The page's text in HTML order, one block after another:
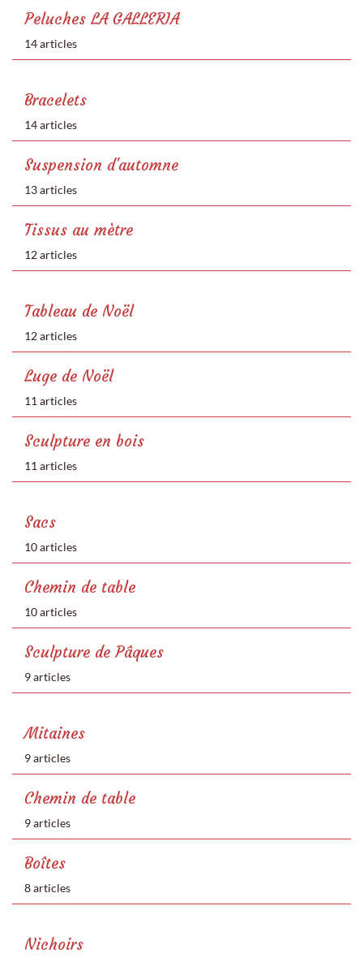
Peluches LA GALLERIA
14 articles
Bracelets
14 articles
Suspension d'automne
13 articles
Tissus au mètre
12 articles
Tableau de Noël
12 articles
Luge de Noël
11 articles
Sculpture en bois
11 articles
Sacs
10 articles
Chemin de table
10 articles
Sculpture de Pâques
9 articles
Mitaines
9 articles
Chemin de table
9 articles
Boîtes
8 articles
Nichoirs